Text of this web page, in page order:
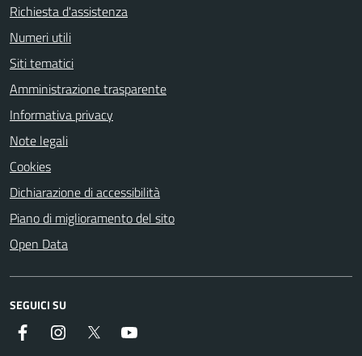
Richiesta d'assistenza
Numeri utili
Siti tematici
Amministrazione trasparente
Informativa privacy
Note legali
Cookies
Dichiarazione di accessibilità
Piano di miglioramento del sito
Open Data
SEGUICI SU
Facebook InstagramTwitter